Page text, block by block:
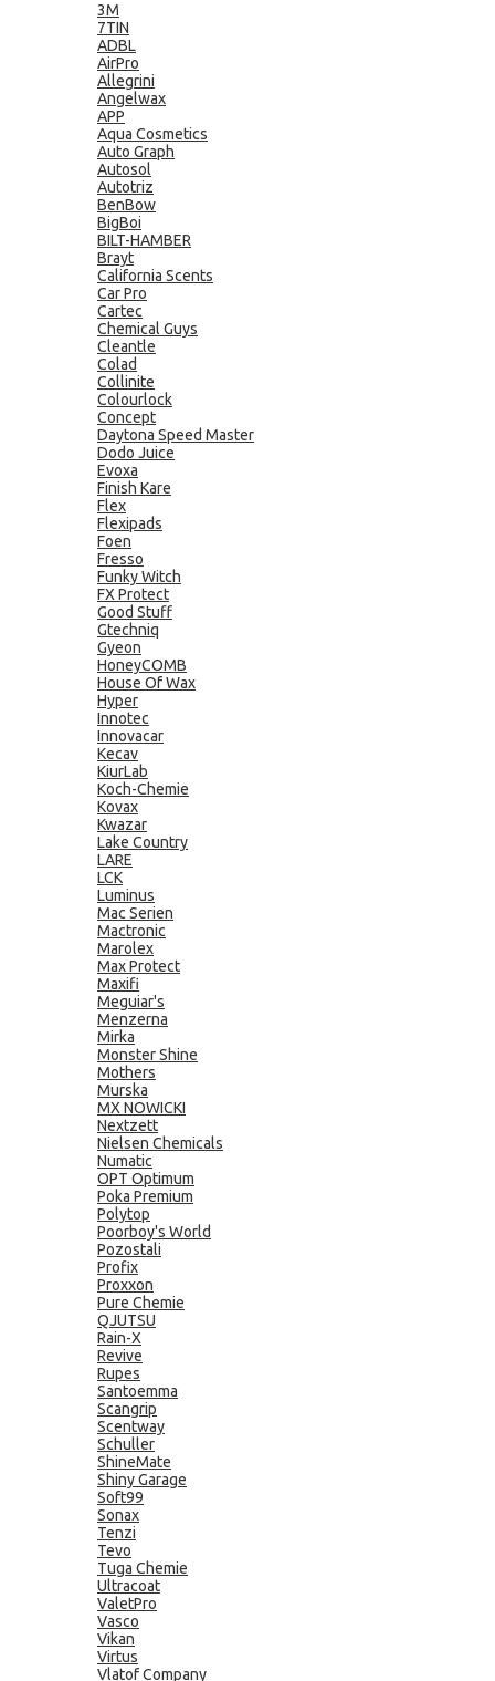
3M
7TIN
ADBL
AirPro
Allegrini
Angelwax
APP
Aqua Cosmetics
Auto Graph
Autosol
Autotriz
BenBow
BigBoi
BILT-HAMBER
Brayt
California Scents
Car Pro
Cartec
Chemical Guys
Cleantle
Colad
Collinite
Colourlock
Concept
Daytona Speed Master
Dodo Juice
Evoxa
Finish Kare
Flex
Flexipads
Foen
Fresso
Funky Witch
FX Protect
Good Stuff
Gtechniq
Gyeon
HoneyCOMB
House Of Wax
Hyper
Innotec
Innovacar
Kecav
KiurLab
Koch-Chemie
Kovax
Kwazar
Lake Country
LARE
LCK
Luminus
Mac Serien
Mactronic
Marolex
Max Protect
Maxifi
Meguiar's
Menzerna
Mirka
Monster Shine
Mothers
Murska
MX NOWICKI
Nextzett
Nielsen Chemicals
Numatic
OPT Optimum
Poka Premium
Polytop
Poorboy's World
Pozostali
Profix
Proxxon
Pure Chemie
QJUTSU
Rain-X
Revive
Rupes
Santoemma
Scangrip
Scentway
Schuller
ShineMate
Shiny Garage
Soft99
Sonax
Tenzi
Tevo
Tuga Chemie
Ultracoat
ValetPro
Vasco
Vikan
Virtus
Vlatof Company